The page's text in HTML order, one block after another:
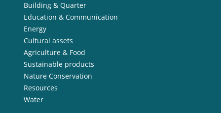
Building & Quarter
Education & Communication
Energy
Cultural assets
Agriculture & Food
Sustainable products
Nature Conservation
Resources
Water